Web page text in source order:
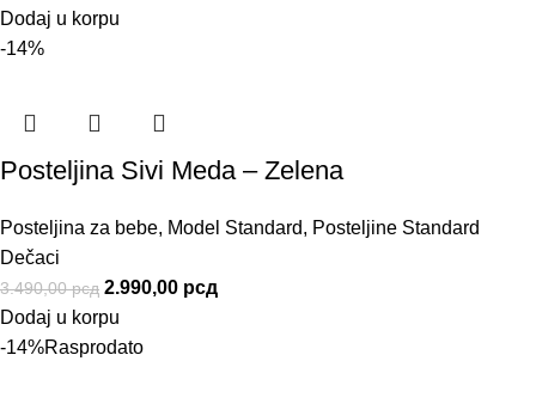
Dodaj u korpu
-14%
Posteljina Sivi Meda – Zelena
Posteljina za bebe, Model Standard, Posteljine Standard
Dečaci
3.490,00рсд 2.990,00 рсд
Dodaj u korpu
-14%Rasprodato